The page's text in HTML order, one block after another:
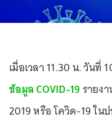
เมื่อเวลา 11.30 น. วันที่
ข้อมูล COVID-19 รายง
2019 หรือ โควิด-19 ใน